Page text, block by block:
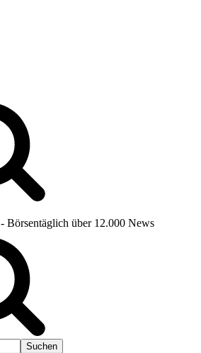
- Börsentäglich über 12.000 News